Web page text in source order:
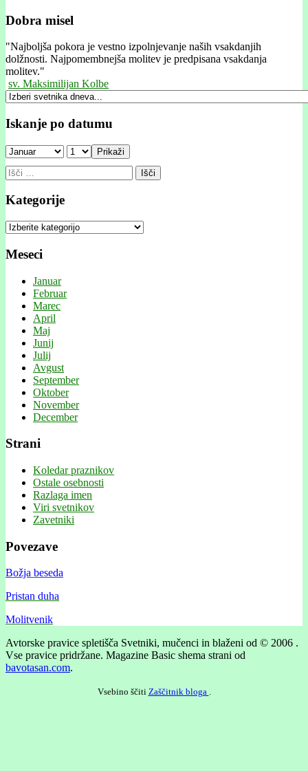
Dobra misel
"Najboljša pokora je vestno izpolnjevanje naših vsakdanjih
dolžnosti. Najpomembnejša molitev je predpisana vsakdanja
molitev."
sv. Maksimilijan Kolbe
Iskanje po datumu
Prikaži
Išči:
Kategorije
Kategorije
Meseci
Januar
Februar
Marec
April
Maj
Junij
Julij
Avgust
September
Oktober
November
December
Strani
Koledar praznikov
Ostale osebnosti
Razlaga imen
Viri svetnikov
Zavetniki
Povezave
Božja beseda
Pristan duha
Molitvenik
Avtorske pravice spletišča Svetniki, mučenci in blaženi od © 2006 .
Vse pravice pridržane. Magazine Basic shema strani od
bavotasan.com.
Vsebino ščiti Zaščitnik bloga .